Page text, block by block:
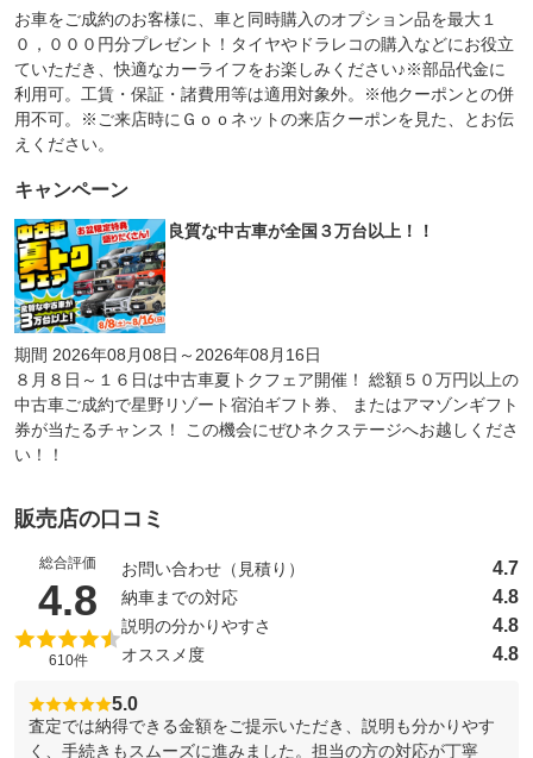
お車をご成約のお客様に、車と同時購入のオプション品を最大１
０，０００円分プレゼント！タイヤやドラレコの購入などにお役立
ていただき、快適なカーライフをお楽しみください♪※部品代金に
利用可。工賃・保証・諸費用等は適用対象外。※他クーポンとの併
用不可。※ご来店時にＧｏｏネットの来店クーポンを見た、とお伝
えください。
キャンペーン
良質な中古車が全国３万台以上！！
期間 2026年08月08日～2026年08月16日
８月８日～１６日は中古車夏トクフェア開催！ 総額５０万円以上の
中古車ご成約で星野リゾート宿泊ギフト券、 またはアマゾンギフト
券が当たるチャンス！ この機会にぜひネクステージへお越しくださ
い！！
販売店の口コミ
総合評価
4.8 （5点満点中）
610件
お問い合わせ（見積り） 4.7
納車までの対応 4.8
説明の分かりやすさ 4.8
オススメ度 4.8
5.0
査定では納得できる金額をご提示いただき、説明も分かりやす
く、手続きもスムーズに進みました。担当の方の対応が丁寧